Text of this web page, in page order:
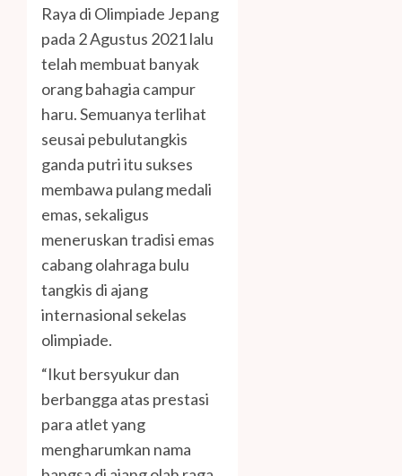
Raya di Olimpiade Jepang
pada 2 Agustus 2021 lalu
telah membuat banyak
orang bahagia campur
haru. Semuanya terlihat
seusai pebulutangkis
ganda putri itu sukses
membawa pulang medali
emas, sekaligus
meneruskan tradisi emas
cabang olahraga bulu
tangkis di ajang
internasional sekelas
olimpiade.
“Ikut bersyukur dan
berbangga atas prestasi
para atlet yang
mengharumkan nama